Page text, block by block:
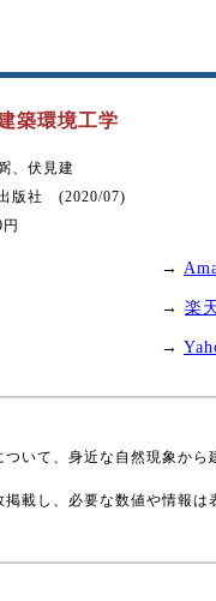
築環境工学
、伏見建
版社 (2020/07)
→
→ 楽
→
いて、身近な自然現象か
載し、必要な数値や情報